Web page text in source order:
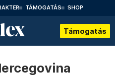
TÁMOGATÁS SHOP
Támogatás